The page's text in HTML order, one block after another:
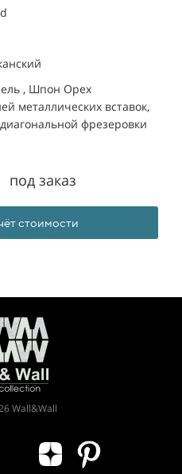
, Шпон Орех
металлических вставок,
фрезеровки
под заказ
стоимости
Wall&Wall